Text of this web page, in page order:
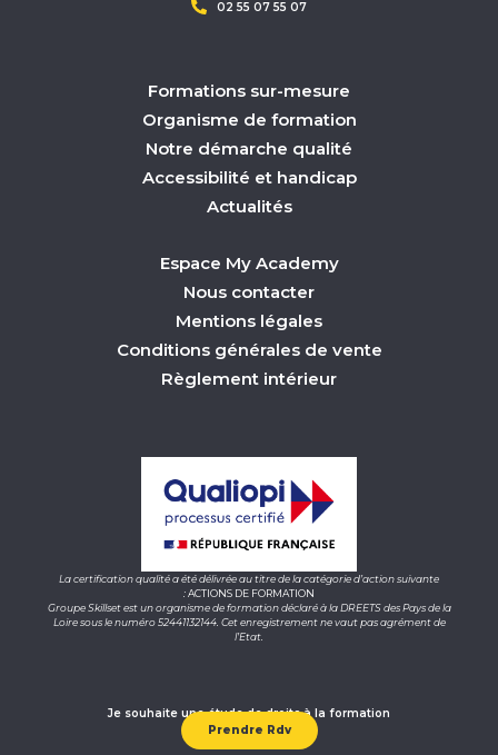
02 55 07 55 07
Formations sur-mesure
Organisme de formation
Notre démarche qualité
Accessibilité et handicap
Actualités
Espace My Academy
Nous contacter
Mentions légales
Conditions générales de vente
Règlement intérieur
La certification qualité a été délivrée au titre de la catégorie d’action suivante
:ACTIONS DE FORMATION
Groupe Skillset est un organisme de formation déclaré à la DREETS des Pays de la
Loire sous le numéro 52441132144. Cet enregistrement ne vaut pas agrément de
l’Etat.
Je souhaite une étude de droits à la formation
Prendre Rdv